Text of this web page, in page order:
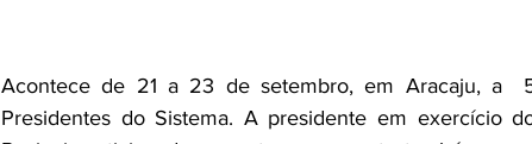
Acontece de 21 a 23 de setembro, em Aracaju, a
Presidentes do Sistema. A presidente em exercício